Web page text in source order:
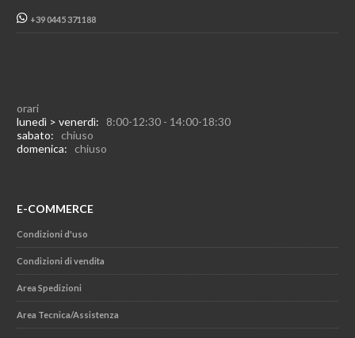
+39 0445 371188
orari
lunedì > venerdì: 8:00-12:30 - 14:00-18:30
sabato: chiuso
domenica: chiuso
E-COMMERCE
Condizioni d'uso
Condizioni di vendita
Area Spedizioni
Area Tecnica/Assistenza